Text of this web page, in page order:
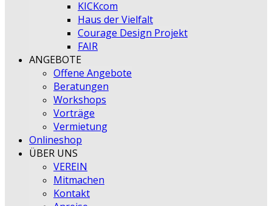
KICKcom
Haus der Vielfalt
Courage Design Projekt
FAIR
ANGEBOTE
Offene Angebote
Beratungen
Workshops
Vorträge
Vermietung
Onlineshop
ÜBER UNS
VEREIN
Mitmachen
Kontakt